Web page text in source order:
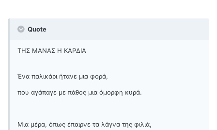
Quote
ΤΗΣ ΜΑΝΑΣ Η ΚΑΡΔΙΑ
Ένα παλικάρι ήτανε μια φορά,
που αγάπαγε με πάθος μια όμορφη κυρά.
Μια μέρα, όπως έπαιρνε τα λάγνα της φιλιά,